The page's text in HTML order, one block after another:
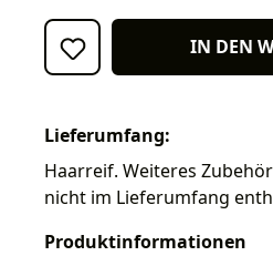
IN DEN
Lieferumfang:
Haarreif. Weiteres
nicht im Lieferumfang
Produktinformationen